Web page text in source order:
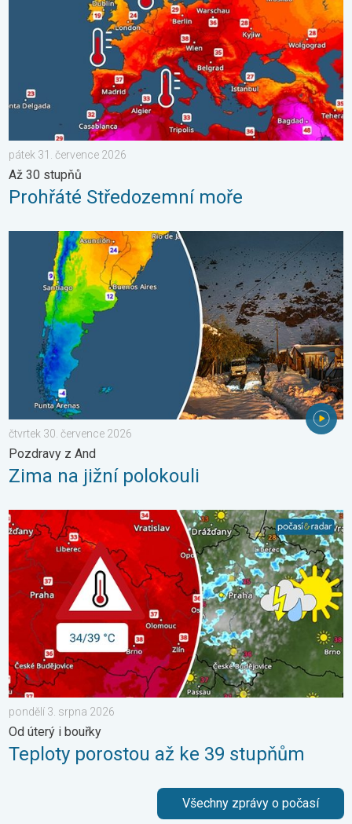
pátek 31. července 2026
Až 30 stupňů
Prohřáté Středozemní moře
Zima na jižní polokouli. Pozdravy z And. . . čtvrtek 30.
čtvrtek 30. července 2026
Pozdravy z And
Zima na jižní polokouli
Teploty porostou až ke 39 stupňům. Od úterý i bouřky. . .
pondělí 3. srpna 2026
Od úterý i bouřky
Teploty porostou až ke 39 stupňům
Všechny zprávy o počasí